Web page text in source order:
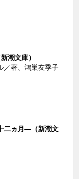
潮文庫）
／著、鴻巣友季子
二ヵ月―（新潮文